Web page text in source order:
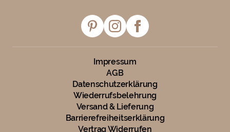
Impressum
AGB
Datenschutzerklärung
Wiederrufsbelehrung
Versand & Lieferung
Barrierefreiheitserklärung
Vertrag Widerrufen